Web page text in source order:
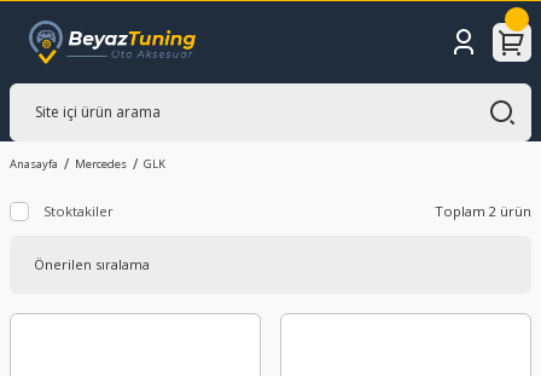
Anasayfa Mercedes GLK
Stoktakiler Toplam 2 ürün